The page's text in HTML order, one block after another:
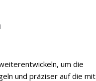
um die
und präziser auf die mit